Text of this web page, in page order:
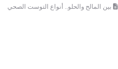
بين المالح والحلو.. أنواع التوست الصحي